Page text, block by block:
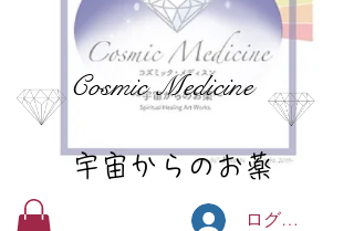
Cosmic Medicine
宇宙からのお薬
ログイン